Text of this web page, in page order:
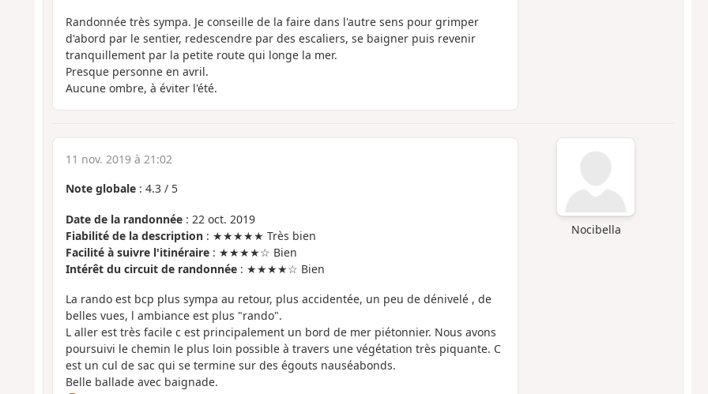
Randonnée très sympa. Je conseille de la faire dans l'autre sens pour grimper
d'abord par le sentier, redescendre par des escaliers, se baigner puis revenir
tranquillement par la petite route qui longe la mer.
Presque personne en avril.
Aucune ombre, à éviter l'été.
Nocibella
11 nov. 2019 à 21:02
Note globale: 4.3/ 5
Date de la randonnée: 22 oct. 2019
Fiabilité de la description: ★★★★★ Très bien
Facilité à suivre l'itinéraire: ★★★★☆ Bien
Intérêt du circuit de randonnée: ★★★★☆ Bien
La rando est bcp plus sympa au retour, plus accidentée, un peu de dénivelé , de
belles vues, l ambiance est plus "rando".
L aller est très facile c est principalement un bord de mer piétonnier. Nous avons
poursuivi le chemin le plus loin possible à travers une végétation très piquante. C
est un cul de sac qui se termine sur des égouts nauséabonds.
Belle ballade avec baignade.